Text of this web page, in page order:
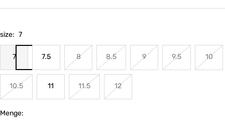
size: 7
7 7.5 8 8.5 9 9.5 10
10.5 11 11.5 12
Menge: